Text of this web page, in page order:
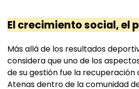
El crecimiento social, el
Más allá de los resultados
considera que uno de los
de su gestión fue la recuperación
Atenas dentro de la comunidad